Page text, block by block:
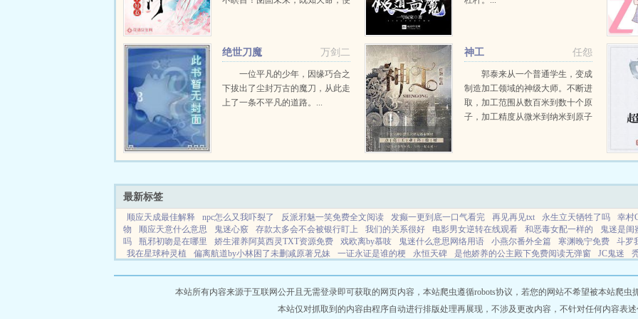
万剑二
绝世刀魔
一位平凡的少年，因缘巧合之
下拔出了尘封万古的魔刀，从此走
上了一条不平凡的道路。...
任怨
神工
郭泰来从一个普通学生，变成
制造加工领域的神级大师。不断进
取，加工范围从数百米到数十个原
子，加工精度从微米到纳米到原子
看不上的技术，大部分成员国都得
最新标签
顺应天成最佳解释 npc怎么又我吓裂了 反派邪魅一笑免费全文阅读 发癫一更到底一口气看完 再见再见txt 永生立天牺牲了吗
幸村
物
顺应天意什么意思 鬼迷心竅 存款太多会不会被银行盯上 我们的关系很好 电影男女逆转在线观看 和恶毒女配一样的
鬼迷是闺
吗
瓶邪初吻是在哪里 娇生灌养阿莫西灵TXT资源免费 戏欧离by慕吱 鬼迷什么意思网络用语 小燕尔番外全篇 寒渊晚宁免费
斗罗
我在星球种灵植
偏离航道by小林困了未删减原著兄妹 一证永证是谁的梗 永恒天碑 是他娇养的公主殿下免费阅读无弹窗 JC鬼迷
观念
永生天仙境界 小燕尔al全文 顺应天时的正确解释 分手后我被大佬宠上天杨柠萌
网站地图
本站所有内容来源于互联网公开且无需登录即可获取的网页内容，本站爬虫遵循robots协议，若您的网站不希望被本站爬虫
本站仅对抓取到的内容由程序自动进行排版处理再展现，不涉及更改内容，不针对任何内容表